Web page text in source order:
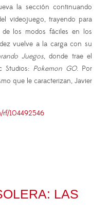
la sección continuando
videojuego, trayendo para
los modos fáciles en los
vuelve a la carga con su
Juegos, donde trae el
Studios: Pokemon GO. Por
que le caracterizan, Javier
rf/104492546
LAS